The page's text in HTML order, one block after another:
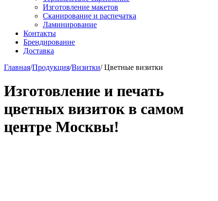
Изготовление макетов
Сканирование и распечатка
Ламинирование
Контакты
Брендирование
Доставка
Главная/Продукция/Визитки/Цветные визитки
Изготовление и печать
цветных визиток в самом
центре Москвы!